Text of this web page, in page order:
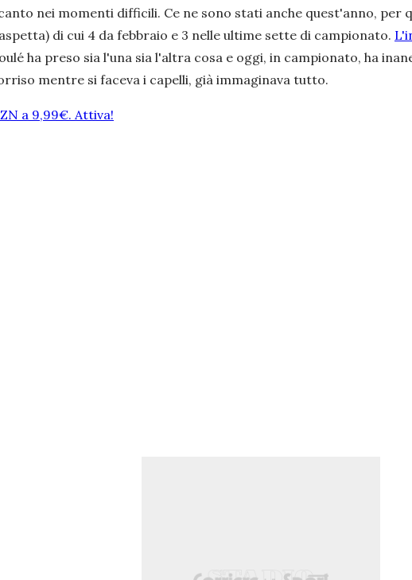
nei momenti difficili. Ce ne sono stati anche quest'anno, per
di cui 4 da febbraio e 3 nelle ultime sette di campionato.
ha preso sia l'una sia l'altra cosa e oggi, in campionato, ha
mentre si faceva i capelli, già immaginava tutto.
a 9,99€. Attiva!